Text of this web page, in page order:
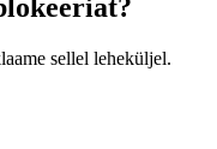
sellel leheküljel.